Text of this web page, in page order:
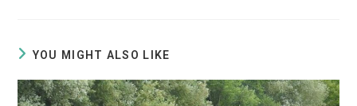
YOU MIGHT ALSO LIKE